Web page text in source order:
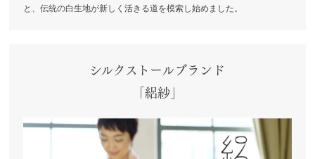
と、伝統の白生地が新しく活きる道を模索し始めました。
シルクストールブランド
「絽紗」